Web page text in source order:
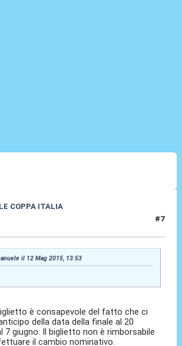
COPPA ITALIA
#7
il 12 Mag 2015, 13:53
è consapevole del fatto che ci
della data della finale al 20
7 giugno. Il biglietto non è rimborsabile
il cambio nominativo.